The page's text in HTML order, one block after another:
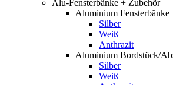
Alu-Fensterbänke + Zubehör
Aluminium Fensterbänke
Silber
Weiß
Anthrazit
Aluminium Bordstück/
Silber
Weiß